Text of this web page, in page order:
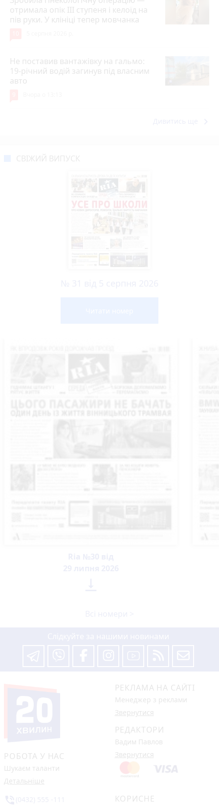
отримала опік ІІІ ступеня і келоїд на
пів руки. У клініці тепер мовчанка
Не поставив вантажівку на гальмо:
19-річний водій загинув під власним
авто
РОБОТА У НАС
Шукаєм таланти
Детальніше
РЕКЛАМА НА САЙТІ
Менеджер з реклами
Звернутися
РЕДАКТОРИ
Вадим Павлов
Звернутися
КОРИСНЕ